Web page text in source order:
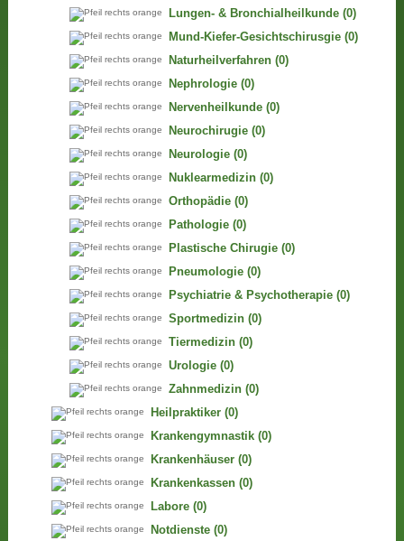
Lungen- & Bronchialheilkunde (0)
Mund-Kiefer-Gesichtschirusgie (0)
Naturheilverfahren (0)
Nephrologie (0)
Nervenheilkunde (0)
Neurochirugie (0)
Neurologie (0)
Nuklearmedizin (0)
Orthopädie (0)
Pathologie (0)
Plastische Chirugie (0)
Pneumologie (0)
Psychiatrie & Psychotherapie (0)
Sportmedizin (0)
Tiermedizin (0)
Urologie (0)
Zahnmedizin (0)
Heilpraktiker (0)
Krankengymnastik (0)
Krankenhäuser (0)
Krankenkassen (0)
Labore (0)
Notdienste (0)